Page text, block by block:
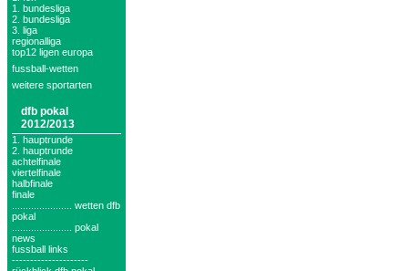
1. bundesliga
2. bundesliga
3. liga
regionalliga
top12 ligen europa
fussball-wetten
weitere sportarten
dfb pokal
2012/2013
1. hauptrunde
2. hauptrunde
achtelfinale
viertelfinale
halbfinale
finale
...................... wetten dfb
pokal
...................... pokal
news
fussball links
---------------------